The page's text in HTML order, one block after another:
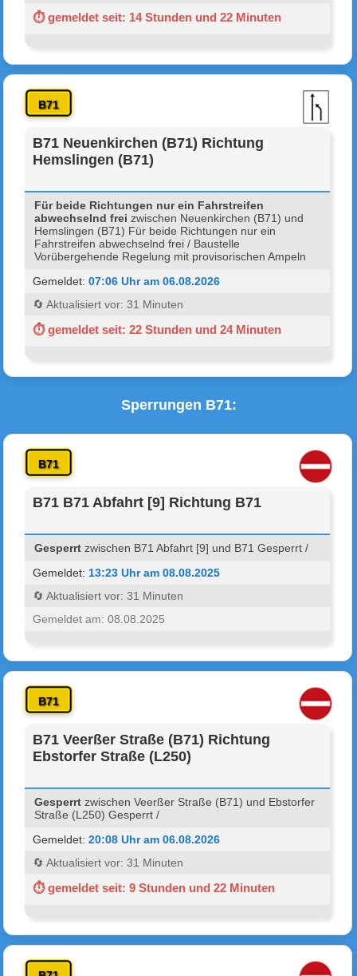
⏱ gemeldet seit: 14 Stunden und 22 Minuten
B71
B71 Neuenkirchen (B71) Richtung
Hemslingen (B71)
Für beide Richtungen nur ein Fahrstreifen
abwechselnd frei zwischen Neuenkirchen (B71) und
Hemslingen (B71) Für beide Richtungen nur ein
Fahrstreifen abwechselnd frei / Baustelle
Vorübergehende Regelung mit provisorischen Ampeln
Gemeldet:07:06 Uhr am 06.08.2026
🔄 Aktualisiert vor: 31 Minuten
⏱ gemeldet seit: 22 Stunden und 24 Minuten
Sperrungen B71:
B71
B71 B71 Abfahrt [9] Richtung B71
Gesperrt zwischen B71 Abfahrt [9] und B71 Gesperrt /
Gemeldet: 13:23 Uhr am 08.08.2025
🔄 Aktualisiert vor: 31 Minuten
Gemeldet am: 08.08.2025
B71
B71 Veerßer Straße (B71) Richtung
Ebstorfer Straße (L250)
Gesperrt zwischen Veerßer Straße (B71) und Ebstorfer
Straße (L250) Gesperrt /
Gemeldet:20:08 Uhr am 06.08.2026
🔄 Aktualisiert vor: 31 Minuten
⏱ gemeldet seit: 9 Stunden und 22 Minuten